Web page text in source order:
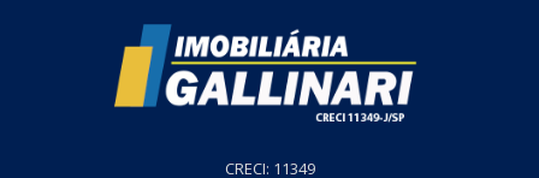
CRECI: 11349